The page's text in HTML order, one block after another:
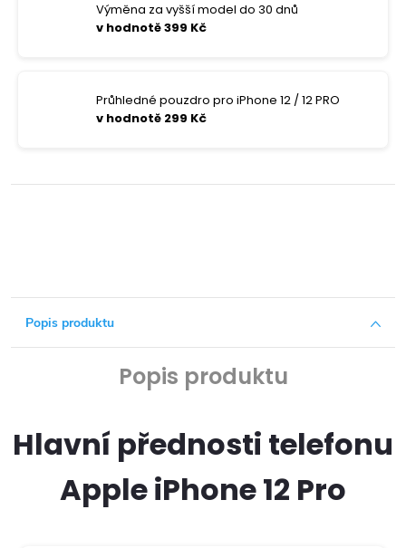
Výměna za vyšší model do 30 dnů
v hodnotě 399 Kč
Průhledné pouzdro pro iPhone 12 / 12 PRO
v hodnotě 299 Kč
Popis produktu
Popis produktu
Hlavní přednosti telefonu
Apple iPhone 12 Pro